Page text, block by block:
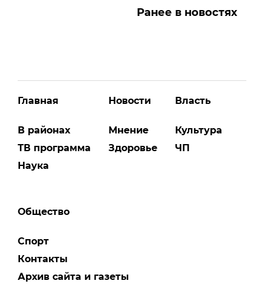
Ранее в новостях
Главная
В районах
ТВ программа
Наука
Новости
Мнение
Здоровье
Власть
Культура
ЧП
Общество
Спорт
Контакты
Архив сайта и газеты